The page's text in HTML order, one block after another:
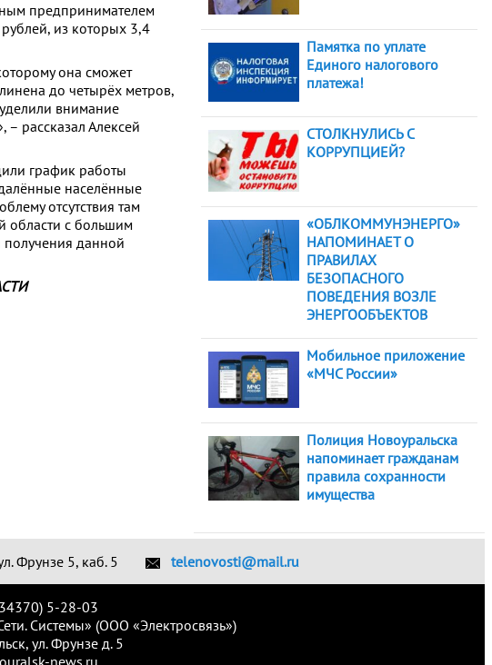
предпринимателем
из которых 3,4
она сможет
до четырёх метров,
внимание
рассказал Алексей
график работы
населённые
отсутствия там
области с большим
получения данной
Памятка по уплате
Единого налогового
платежа!
СТОЛКНУЛИСЬ С
КОРРУПЦИЕЙ?
«ОБЛКОММУНЭНЕРГО»
НАПОМИНАЕТ О
ПРАВИЛАХ
БЕЗОПАСНОГО
ПОВЕДЕНИЯ ВОЗЛЕ
ЭНЕРГООБЪЕКТОВ
Мобильное приложение
«МЧС России»
Полиция Новоуральска
напоминает гражданам
правила сохранности
имущества
Фрунзе 5, каб. 5 telenovosti@mail.ru
5-28-03
Системы» (ООО «Электросвязь»)
ул. Фрунзе д. 5